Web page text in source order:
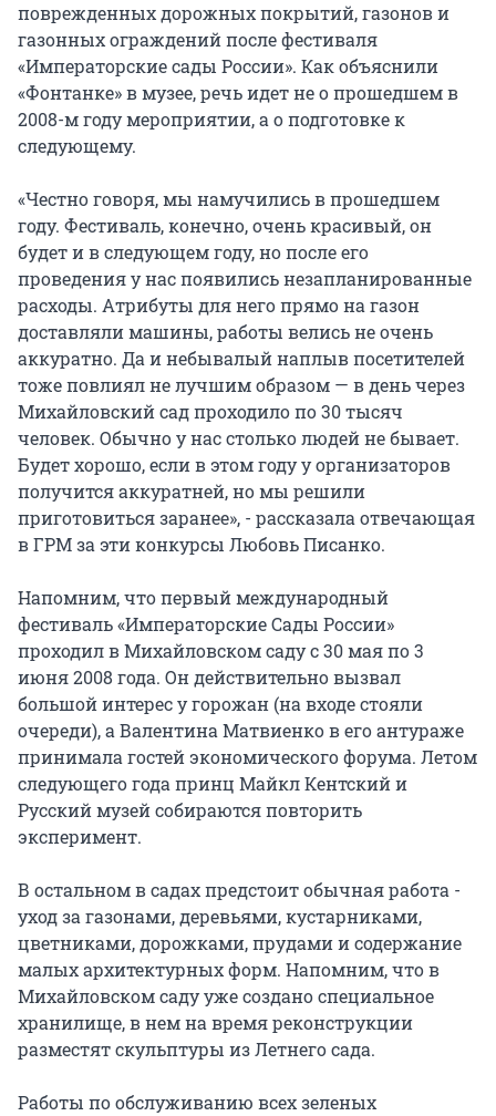
поврежденных дорожных покрытий, газонов и
газонных ограждений после фестиваля
«Императорские сады России». Как объяснили
«Фонтанке» в музее, речь идет не о прошедшем в
2008-м году мероприятии, а о подготовке к
следующему.
«Честно говоря, мы намучились в прошедшем
году. Фестиваль, конечно, очень красивый, он
будет и в следующем году, но после его
проведения у нас появились незапланированные
расходы. Атрибуты для него прямо на газон
доставляли машины, работы велись не очень
аккуратно. Да и небывалый наплыв посетителей
тоже повлиял не лучшим образом — в день через
Михайловский сад проходило по 30 тысяч
человек. Обычно у нас столько людей не бывает.
Будет хорошо, если в этом году у организаторов
получится аккуратней, но мы решили
приготовиться заранее», - рассказала отвечающая
в ГРМ за эти конкурсы Любовь Писанко.
Напомним, что первый международный
фестиваль «Императорские Сады России»
проходил в Михайловском саду с 30 мая по 3
июня 2008 года. Он действительно вызвал
большой интерес у горожан (на входе стояли
очереди), а Валентина Матвиенко в его антураже
принимала гостей экономического форума. Летом
следующего года принц Майкл Кентский и
Русский музей собираются повторить
эксперимент.
В остальном в садах предстоит обычная работа -
уход за газонами, деревьями, кустарниками,
цветниками, дорожками, прудами и содержание
малых архитектурных форм. Напомним, что в
Михайловском саду уже создано специальное
хранилище, в нем на время реконструкции
разместят скульптуры из Летнего сада.
Работы по обслуживанию всех зеленых